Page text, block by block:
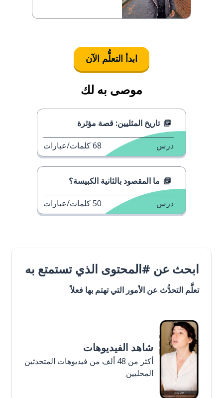
ابدأ التعلُّم الآن
موصى به لك
تاريخ المثليين: قصة مؤثرة
درس 68كلمات/عبارات
ما المقصود بالثانية الكبيسة؟
درس 50كلمات/عبارات
ابحث عن #المحتوى الذي تستمتع به
تعلَّم التحدُّث عن الأمور التي تهتم بها فعلاً
شاهد الفيديوهات
أكثر من 48 ألف من فيديوهات المتحدثين
المحليين